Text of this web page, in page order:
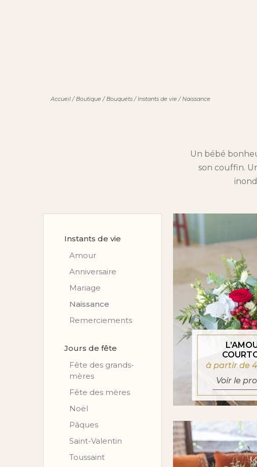
Accueil/Boutique /Bouquets/Instants de vie /Naissance
Un bébé
son couffin.
Instants de vie
Amour
Anniversaire
Mariage
Naissance
Remerciements
Jours de fête
Fête des grands-
mères
Fête des mères
Noël
Pâques
Saint-Valentin
Toussaint
à partir de
Voir le